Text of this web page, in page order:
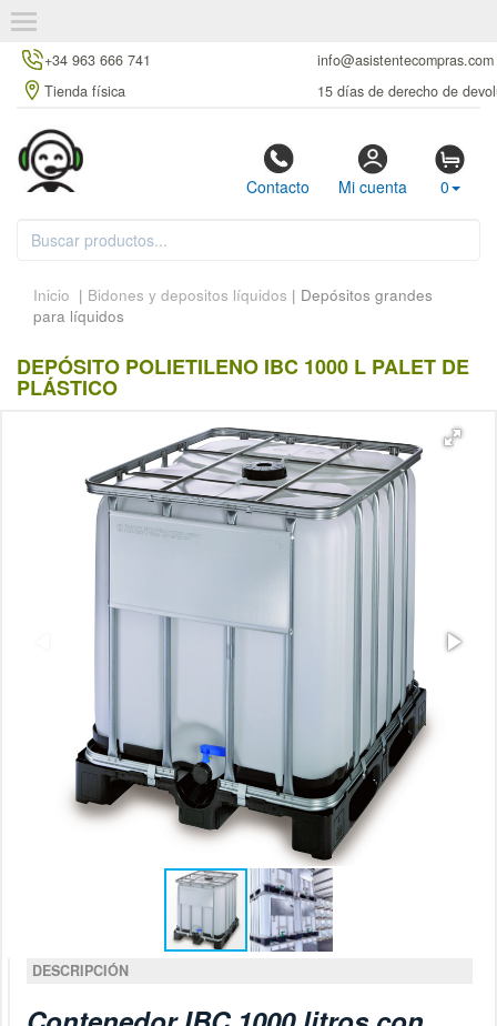
+34 963 666 741
info@asistentecompras.com
Tienda física
15 días de derecho de
Contacto Mi cuenta 0
Inicio | Bidones y depositos líquidos | Depósitos grandes
para líquidos
DEPÓSITO POLIETILENO IBC 1000 L PALET DE
PLÁSTICO
DESCRIPCIÓN